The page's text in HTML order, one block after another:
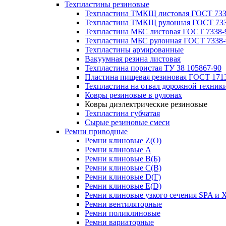
Техпластины резиновые
Техпластина ТМКЩ листовая ГОСТ
Техпластина ТМКЩ рулонная ГОСТ
Техпластина МБС листовая ГОСТ 7338-
Техпластина МБС рулонная ГОСТ
Техпластины армированные
Вакуумная резина листовая
Техпластина пористая ТУ 38 105867-90
Пластина пищевая резиновая ГОСТ
Техпластина на отвал дорожной
Ковры резиновые в рулонах
Ковры диэлектрические резиновые
Техпластина губчатая
Сырые резиновые смеси
Ремни приводные
Ремни клиновые Z(О)
Ремни клиновые A
Ремни клиновые B(Б)
Ремни клиновые C(В)
Ремни клиновые D(Г)
Ремни клиновые Е(D)
Ремни клиновые узкого сечения SPA и
Ремни вентиляторные
Ремни поликлиновые
Ремни вариаторные